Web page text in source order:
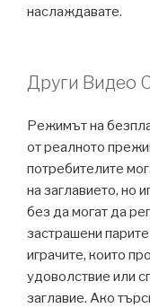
наслаждавате.
Други Видео
Режимът на
от реалното
потребителите
на заглавието, но
без да могат да
застрашени
играчите, които
удоволствие или
заглавие. Ако